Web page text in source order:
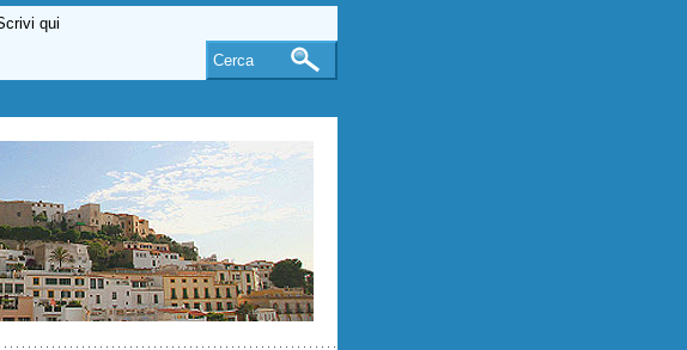
Cerca